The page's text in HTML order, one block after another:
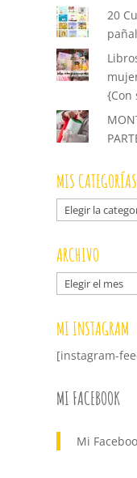
20
pañal
{Con
MIS CATEGORÍAS
Mis
categorías
ARCHIVO
Archivo
MI INSTAGRAM
[instagram-
MI FACEBOOK
Mi